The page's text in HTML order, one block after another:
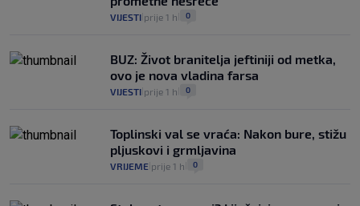
VIJESTI prije 1 h 0
BUZ: Život branitelja jeftiniji od metka,
ovo je nova vladina farsa
VIJESTI prije 1 h 0
Toplinski val se vraća: Nakon bure, stižu
pljuskovi i grmljavina
VRIJEME prije 1 h 0